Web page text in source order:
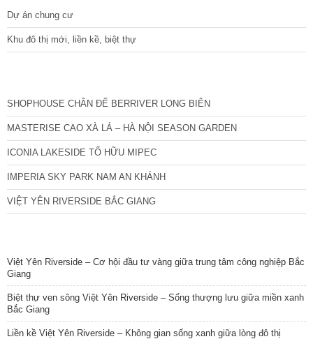
Dự án chung cư
Khu đô thị mới, liền kề, biệt thự
SHOPHOUSE CHÂN ĐẾ BERRIVER LONG BIÊN
MASTERISE CAO XÀ LÁ – HÀ NỘI SEASON GARDEN
ICONIA LAKESIDE TỐ HỮU MIPEC
IMPERIA SKY PARK NAM AN KHÁNH
VIỆT YÊN RIVERSIDE BẮC GIANG
Việt Yên Riverside – Cơ hội đầu tư vàng giữa trung tâm công nghiệp Bắc
Giang
Biệt thự ven sông Việt Yên Riverside – Sống thượng lưu giữa miền xanh
Bắc Giang
Liền kề Việt Yên Riverside – Không gian sống xanh giữa lòng đô thị